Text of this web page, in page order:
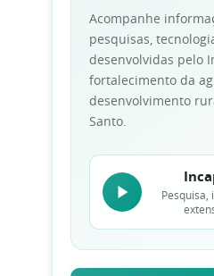
Acompanhe
pesquisas,
desenvolvidas pelo
fortalecimento da
desenvolvimento
Santo.
Pesquisa,